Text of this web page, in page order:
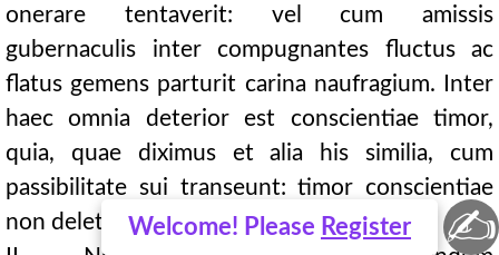
Welcome! Please Register
onerare tentaverit: vel cum amissis
gubernaculis inter compugnantes fluctus ac
flatus gemens parturit carina naufragium. Inter
haec omnia deterior est conscientiae timor,
quia, quae diximus et alia his similia, cum
passibilitate sui transeunt: timor conscientiae
non deletur.
✍